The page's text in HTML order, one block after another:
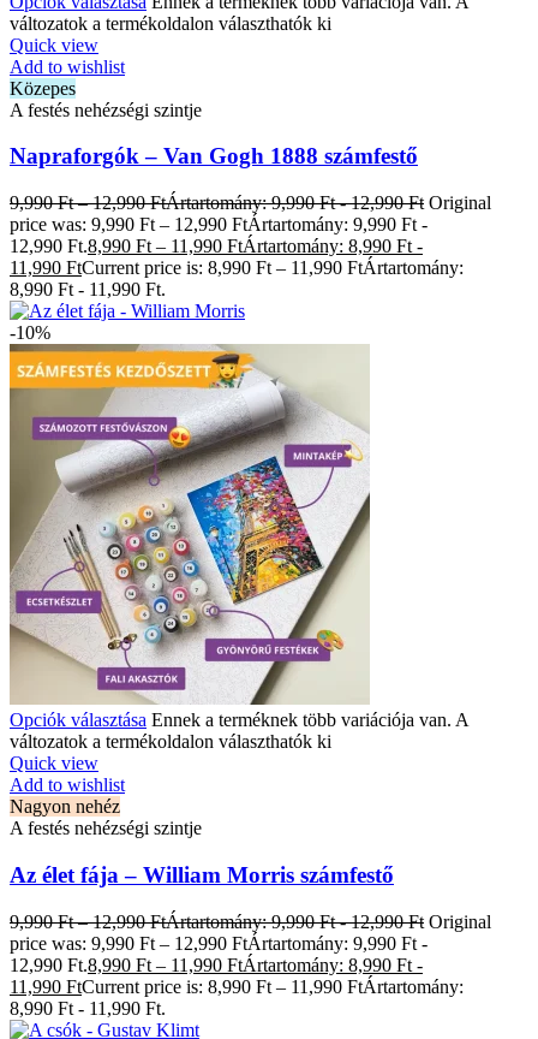
változatok a termékoldalon választhatók ki
Quick view
Add to wishlist
Közepes
A festés nehézségi szintje
Napraforgók – Van Gogh 1888 számfestő
9,990Ft – 12,990FtÁrtartomány: 9,990 Ft - 12,990 Ft Original
price was: 9,990 Ft – 12,990 FtÁrtartomány: 9,990 Ft -
12,990 Ft.8,990 Ft – 11,990 FtÁrtartomány: 8,990 Ft -
11,990 FtCurrent price is: 8,990 Ft – 11,990 FtÁrtartomány:
8,990 Ft - 11,990 Ft.
-10%
Opciók választása Ennek a terméknek több variációja van. A
változatok a termékoldalon választhatók ki
Quick view
Add to wishlist
Nagyon nehéz
A festés nehézségi szintje
Az élet fája – William Morris számfestő
9,990Ft – 12,990FtÁrtartomány: 9,990 Ft - 12,990 Ft Original
price was: 9,990 Ft – 12,990 FtÁrtartomány: 9,990 Ft -
12,990 Ft.8,990 Ft – 11,990 FtÁrtartomány: 8,990 Ft -
11,990 FtCurrent price is: 8,990 Ft – 11,990 FtÁrtartomány:
8,990 Ft - 11,990 Ft.